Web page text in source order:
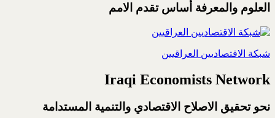
العلوم والمعرفة أساس تقدم الامم
شبكة الاقتصاديين العراقيين
Iraqi Economists Network
نحو تحقيق الاصلاح الاقتصادي والتنمية المستدامة